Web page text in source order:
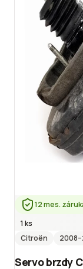
12 mes.
1 ks
Citroën
2008
Servo brzdy